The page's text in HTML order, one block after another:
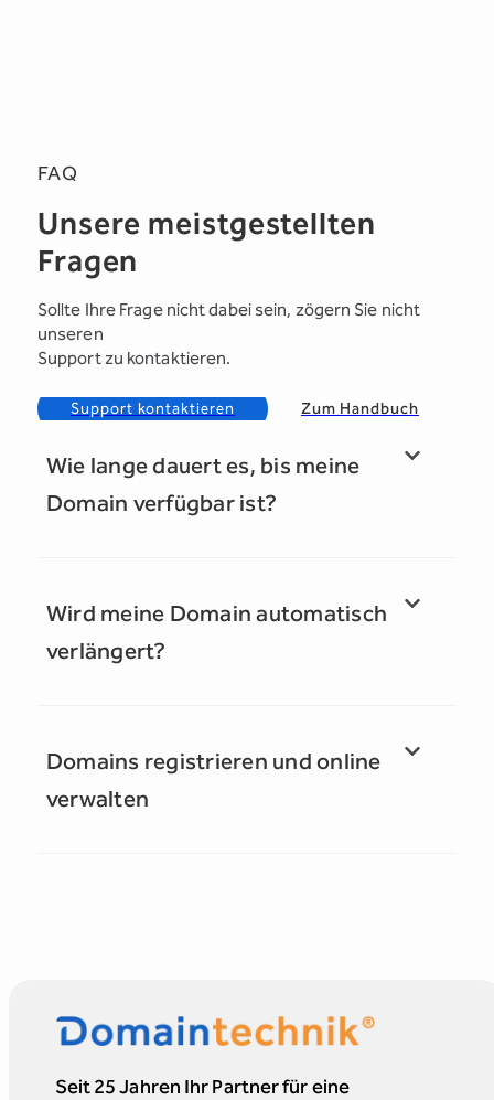
FAQ
Unsere meistgestellten
Fragen
Sollte Ihre Frage nicht dabei sein, zögern Sie nicht
unseren
Support zu kontaktieren.
Support kontaktieren Zum Handbuch
Wie lange dauert es, bis meine
Domain verfügbar ist?
Wird meine Domain automatisch
verlängert?
Domains registrieren und online
verwalten
Seit 25 Jahren Ihr Partner für eine